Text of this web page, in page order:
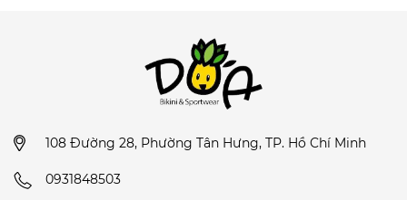
108 Đường 28, Phường Tân Hưng, TP. Hồ Chí Minh
0931848503